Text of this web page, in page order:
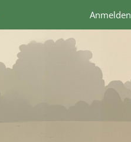
Anmelden